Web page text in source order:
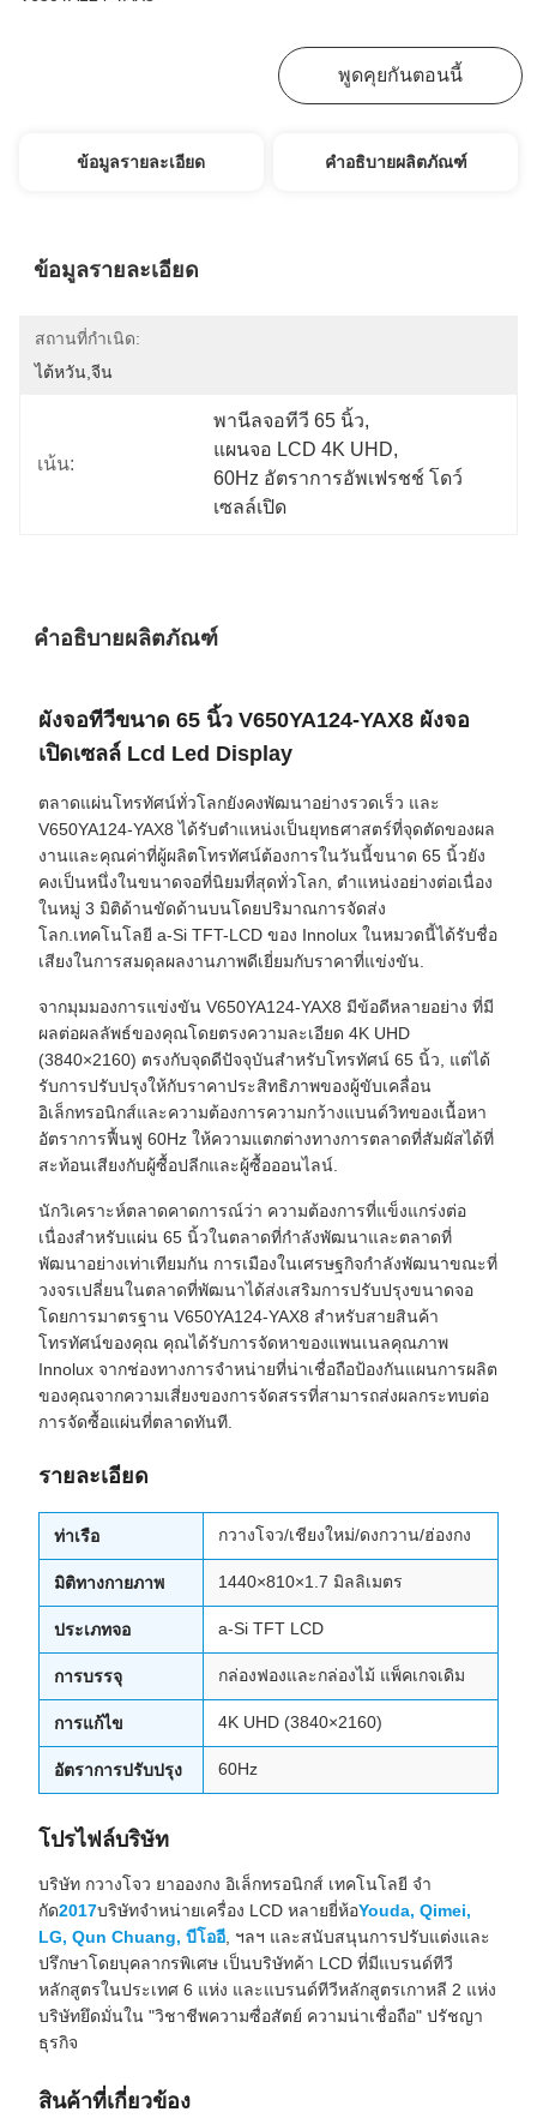
พูดคุยกันตอนนี้
ข้อมูลรายละเอียด คำอธิบายผลิตภัณฑ์
ข้อมูลรายละเอียด
สถานที่กำเนิด:
ไต้หวัน,จีน
เน้น:
พานีลจอทีวี 65 นิ้ว,
แผนจอ LCD 4K UHD,
60Hz อัตราการอัพเฟรชช์ โดว์
เซลล์เปิด
คำอธิบายผลิตภัณฑ์
ผังจอทีวีขนาด 65 นิ้ว V650YA124-YAX8 ผังจอ
เปิดเซลล์ Lcd Led Display
ตลาดแผ่นโทรทัศน์ทั่วโลกยังคงพัฒนาอย่างรวดเร็ว และ
V650YA124-YAX8 ได้รับตําแหน่งเป็นยุทธศาสตร์ที่จุดตัดของผล
งานและคุณค่าที่ผู้ผลิตโทรทัศน์ต้องการในวันนี้ขนาด 65 นิ้วยัง
คงเป็นหนึ่งในขนาดจอที่นิยมที่สุดทั่วโลก, ตําแหน่งอย่างต่อเนื่อง
ในหมู่ 3 มิติด้านขัดด้านบนโดยปริมาณการจัดส่ง
โลก.เทคโนโลยี a-Si TFT-LCD ของ Innolux ในหมวดนี้ได้รับชื่อ
เสียงในการสมดุลผลงานภาพดีเยี่ยมกับราคาที่แข่งขัน.
จากมุมมองการแข่งขัน V650YA124-YAX8 มีข้อดีหลายอย่าง ที่มี
ผลต่อผลลัพธ์ของคุณโดยตรงความละเอียด 4K UHD
(3840×2160) ตรงกับจุดดีปัจจุบันสําหรับโทรทัศน์ 65 นิ้ว, แต่ได้
รับการปรับปรุงให้กับราคาประสิทธิภาพของผู้ขับเคลื่อน
อิเล็กทรอนิกส์และความต้องการความกว้างแบนด์วิทของเนื้อหา
อัตราการฟื้นฟู 60Hz ให้ความแตกต่างทางการตลาดที่สัมผัสได้ที่
สะท้อนเสียงกับผู้ซื้อปลีกและผู้ซื้อออนไลน์.
นักวิเคราะห์ตลาดคาดการณ์ว่า ความต้องการที่แข็งแกร่งต่อ
เนื่องสําหรับแผ่น 65 นิ้วในตลาดที่กําลังพัฒนาและตลาดที่
พัฒนาอย่างเท่าเทียมกัน การเมืองในเศรษฐกิจกําลังพัฒนาขณะที่
วงจรเปลี่ยนในตลาดที่พัฒนาได้ส่งเสริมการปรับปรุงขนาดจอ
โดยการมาตรฐาน V650YA124-YAX8 สําหรับสายสินค้า
โทรทัศน์ของคุณ คุณได้รับการจัดหาของแพนเนลคุณภาพ
Innolux จากช่องทางการจําหน่ายที่น่าเชื่อถือป้องกันแผนการผลิต
ของคุณจากความเสี่ยงของการจัดสรรที่สามารถส่งผลกระทบต่อ
การจัดซื้อแผ่นที่ตลาดทันที.
รายละเอียด
ท่าเรือ กวางโจว/เชียงใหม่/ดงกวาน/ฮ่องกง
มิติทางกายภาพ 1440×810×1.7 มิลลิเมตร
ประเภทจอ a-Si TFT LCD
การบรรจุ กล่องฟองและกล่องไม้ แพ็คเกจเดิม
การแก้ไข 4K UHD (3840×2160)
อัตราการปรับปรุง 60Hz
โปรไฟล์บริษัท
บริษัท กวางโจว ยาอองกง อิเล็กทรอนิกส์ เทคโนโลยี จํา
กัด2017บริษัทจําหน่ายเครื่อง LCD หลายยี่ห้อYouda, Qimei,
LG, Qun Chuang, บีโออี , ฯลฯ และสนับสนุนการปรับแต่งและ
ปรึกษาโดยบุคลากรพิเศษ เป็นบริษัทค้า LCD ที่มีแบรนด์ทีวี
หลักสูตรในประเทศ 6 แห่ง และแบรนด์ทีวีหลักสูตรเกาหลี 2 แห่ง
บริษัทยึดมั่นใน "วิชาชีพความซื่อสัตย์ ความน่าเชื่อถือ" ปรัชญา
ธุรกิจ
สินค้าที่เกี่ยวข้อง